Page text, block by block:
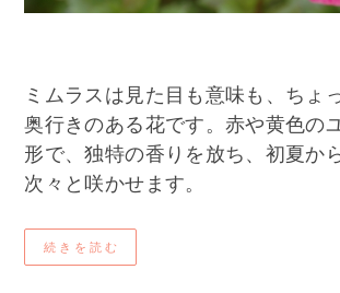
ミムラスは見た目も意味も、ちょ
奥行きのある花です。赤や黄色の
形で、独特の香りを放ち、初夏か
次々と咲かせます。
続きを読む